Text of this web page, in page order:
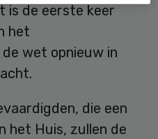
is de eerste keer
het
wet opnieuw in
die een
het Huis, zullen de